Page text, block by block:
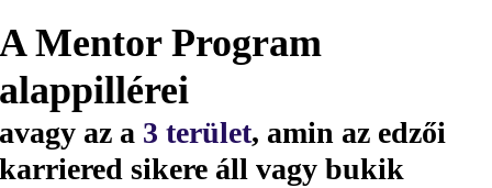
A Mentor Program
alappillérei
avagy az a 3 terület, amin az edzői
karriered sikere áll vagy bukik